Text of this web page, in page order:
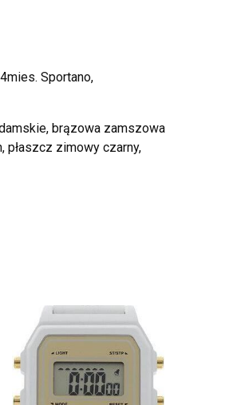
Sportano,
brązowa zamszowa
płaszcz zimowy czarny,